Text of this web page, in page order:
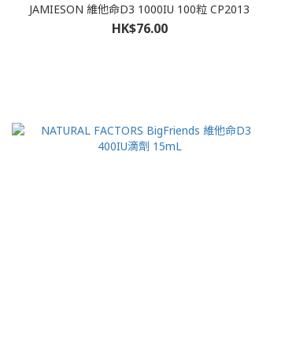
JAMIESON 維他命D3 1000IU 100粒 CP2013
HK$76.00